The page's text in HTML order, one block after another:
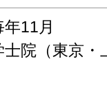
11月
院（東京・